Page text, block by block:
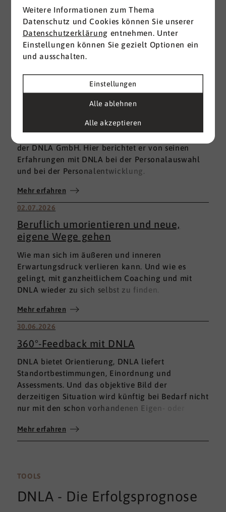
22.07.2026
DNLA bei der Personalauswahl und in
der Personalentwicklung
Claudio Alessio ist ein sehr erfahrener Berater
der DNLA GmbH. Hier berichtet er von seinen
Erfahrungen mit DNLA bei der Personalauswahl
und bei der Personalentwicklung.
Mehr erfahren
02.07.2026
Beruflich umorientieren und neue,
eigene Wege gehen
Wie man sich im äußeren und inneren
Erwartungsdruck verlieren kann. Und wie es
gelingt, mit ganzheitlichem Coaching und mit
DNLA wieder zu sich selbst zu finden.
Mehr erfahren
30.06.2026
360°-Feedback mit DNLA
DNLA bietet Orientierung, DNLA liefert
Standortbestimmungen, Einordnung und
Assessments. Und das objektive Bild der
derzeitigen Situation wird künftig bei Bedarf nicht
nur mit den schon vorhandenen Eigen- oder
umfassenden 360°-Feedback.
Mehr erfahren
TOOLS
DNLA - Die Erfolgsprognose
Weitere Informationen zum Thema
Datenschutz und Cookies können Sie unserer
Datenschutzerklärung entnehmen. Unter
Einstellungen können Sie gezielt Optionen ein
und ausschalten.
Einstellungen
Alle ablehnen
Alle akzeptieren